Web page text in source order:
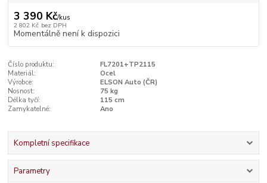
3 390 Kč/kus
2 802 Kč bez DPH
Momentálně není k dispozici
Číslo produktu:
FL7201+TP2115
Materiál:
Ocel
Výrobce:
ELSON Auto (ČR)
Nosnost:
75 kg
Délka tyčí:
115 cm
Zamykatelné:
Ano
Kompletní specifikace
Parametry